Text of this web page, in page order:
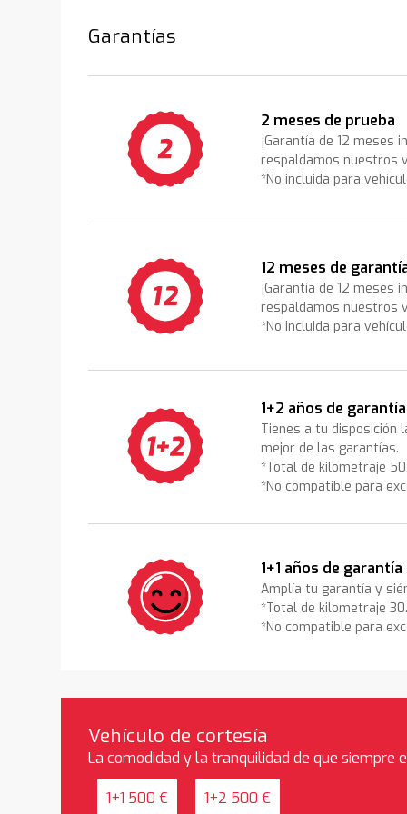
Garantías
2 meses de prueba
¡Garantía de 12 meses
respaldamos nuestros
*No incluida para
12 meses de
¡Garantía de 12 meses
respaldamos nuestros
*No incluida para
1+2 años de garantía
Tienes a tu disposición
mejor de las garantías.
*Total de kilometraje
*No compatible para
1+1 años de garantía
Amplía tu garantía y
*Total de kilometraje
*No compatible para
Vehículo de cortesía
La comodidad y la tranquilidad de que siempre
1+1 500 € 1+2 500 €